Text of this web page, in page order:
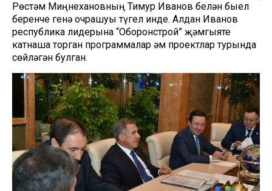
Рөстәм Миңнехановның Тимур Иванов белән быел
беренче генә очрашуы түгел инде. Алдан Иванов
республика лидерына “Оборонстрой” җәмгыяте
катнаша торган программалар һәм проектлар турында
сөйләгән булган.